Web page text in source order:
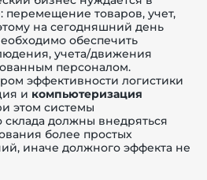
перемещение товаров, учет,
на сегодняшний день
обеспечить
учета/движения
персоналом.
эффективности логистики
и компьютеризация
этом системы
склада должны внедряться
более простых
иначе должного эффекта не